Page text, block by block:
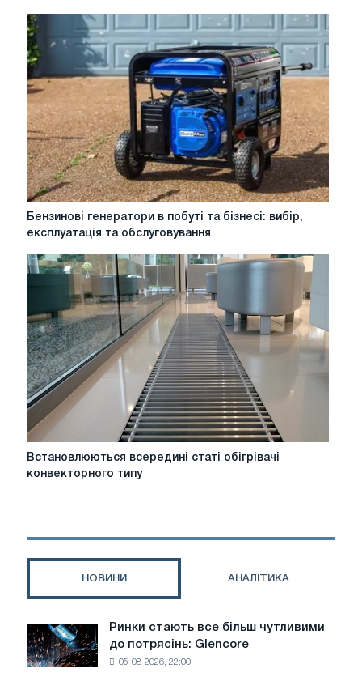
підбір
труб
і
сполучних
елементів
Бензинові
побуті
вибір,
експлуатація
та
обслуговування
Бензинові генератори в побуті та бізнесі: вибір,
експлуатація та обслуговування
Встановлюються
типу
Встановлюються всередині статі обігрівачі
конвекторного типу
НОВИНИ АНАЛІТИКА
Ринки
стають
все
Ринки стають все більш чутливими
до потрясінь: Glencore
05-08-2026, 22:00